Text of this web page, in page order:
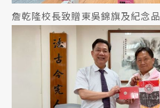
詹乾隆校長致贈東吳錦旗及紀念品